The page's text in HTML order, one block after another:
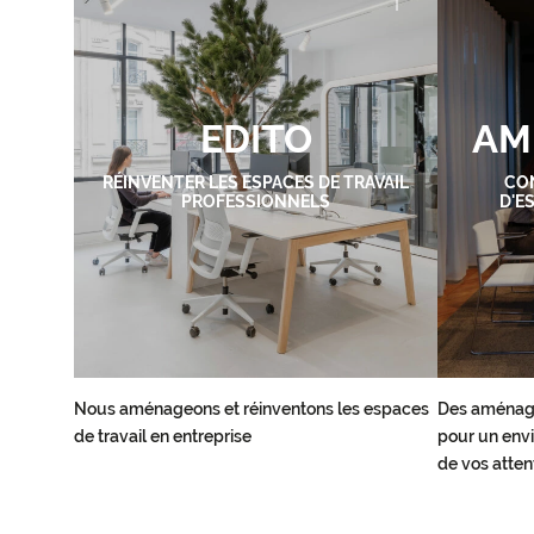
EDITO
RÉINVENTER LES ESPACES DE TRAVAIL
PROFESSIONNELS
Nous aménageons et réinventons les espaces
de travail en entreprise
Des
pour un
de vos